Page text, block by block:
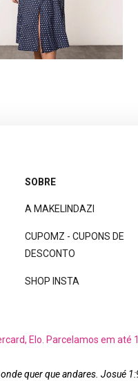
SOBRE
A MAKELINDAZI
CUPOMZ - CUPONS DE
DESCONTO
SHOP INSTA
Elo. Parcelamos em até
quer que andares. Josué